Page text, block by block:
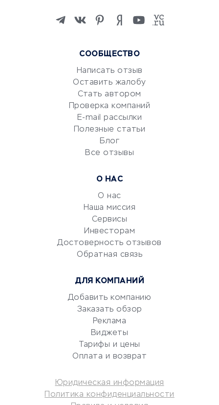
Изучение иностранных
Маркетинг и продажи
Репетиторство
Красота и здоровье
Сервисы по поиску работы
Сетевой маркетинг
УСЛУГИ ДЛЯ БИЗНЕСА
документооборот
Юридические компании
Аудиторские компании
Бухгалтерия онлайн
Потребительские кредиты
СООБЩЕСТВО
Написать отзыв
Оставить жалобу
Стать автором
Проверка компаний
E-mail рассылки
Полезные статьи
Блог
Все отзывы
О НАС
О нас
Наша миссия
Сервисы
Инвесторам
Достоверность отзывов
Обратная связь
ДЛЯ КОМПАНИЙ
Добавить компанию
Заказать обзор
Реклама
Виджеты
Тарифы и цены
Оплата и возврат
Юридическая информация
Политика конфиденциальности